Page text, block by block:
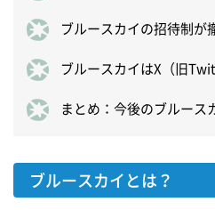
ブルースカイの招待制が
ブルースカイはX（旧
まとめ：今後のブルース
ブルースカイとは？